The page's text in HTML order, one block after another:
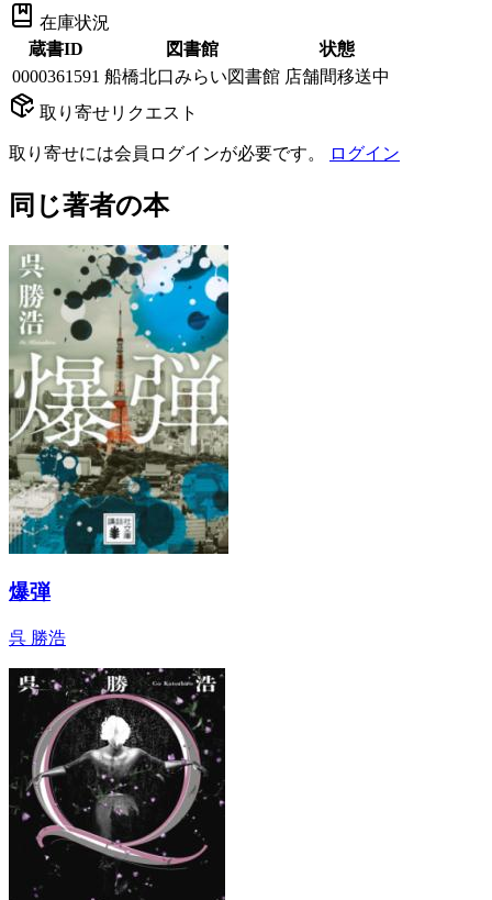
在庫状況
蔵書ID
図書館
状態
0000361591 船橋北口みらい図書館 店舗間移送中
取り寄せリクエスト
取り寄せには会員ログインが必要です。 ログイン
同じ著者の本
爆弾
呉 勝浩